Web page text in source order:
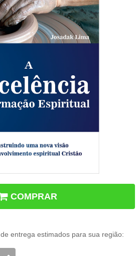
COMPRAR
entrega estimados para sua região: